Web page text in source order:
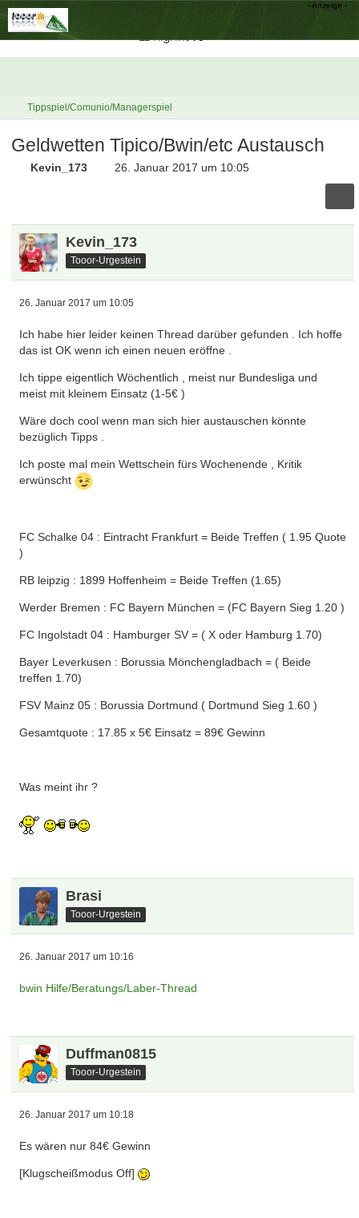
Tippspiel/Comunio/Managerspiel
Geldwetten Tipico/Bwin/etc Austausch
Kevin_173 26. Januar 2017 um 10:05
Kevin_173
Tooor-Urgestein
26. Januar 2017 um 10:05
Ich habe hier leider keinen Thread darüber gefunden . Ich hoffe
das ist OK wenn ich einen neuen eröffne .
Ich tippe eigentlich Wöchentlich , meist nur Bundesliga und
meist mit kleinem Einsatz (1-5€ )
Wäre doch cool wenn man sich hier austauschen könnte
bezüglich Tipps .
Ich poste mal mein Wettschein fürs Wochenende , Kritik
erwünscht
FC Schalke 04 : Eintracht Frankfurt = Beide Treffen ( 1.95 Quote
)
RB leipzig : 1899 Hoffenheim = Beide Treffen (1.65)
Werder Bremen : FC Bayern München = (FC Bayern Sieg 1.20 )
FC Ingolstadt 04 : Hamburger SV = ( X oder Hamburg 1.70)
Bayer Leverkusen : Borussia Mönchengladbach = ( Beide
treffen 1.70)
FSV Mainz 05 : Borussia Dortmund ( Dortmund Sieg 1.60 )
Gesamtquote : 17.85 x 5€ Einsatz = 89€ Gewinn
Was meint ihr ?
Brasi
Tooor-Urgestein
26. Januar 2017 um 10:16
bwin Hilfe/Beratungs/Laber-Thread
Duffman0815
Tooor-Urgestein
26. Januar 2017 um 10:18
Es wären nur 84€ Gewinn
[Klugscheißmodus Off]